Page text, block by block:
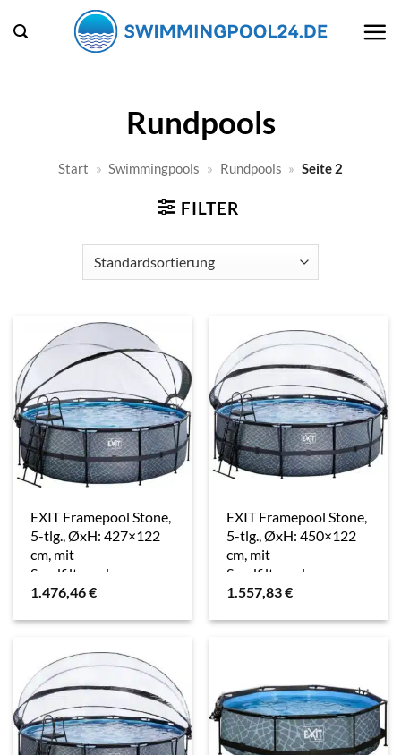
Inhalt
Rundpools
Start » Swimmingpools » Rundpools » Seite 2
FILTER
EXIT Framepool Stone,
5-tlg., ØxH: 427×122
cm, mit
Sandfilteranlage,
Wärmepumpe
1.476,46€
EXIT Framepool Stone,
5-tlg., ØxH: 450×122
cm, mit
Sandfilteranlage,
Wärmepumpe
1.557,83€